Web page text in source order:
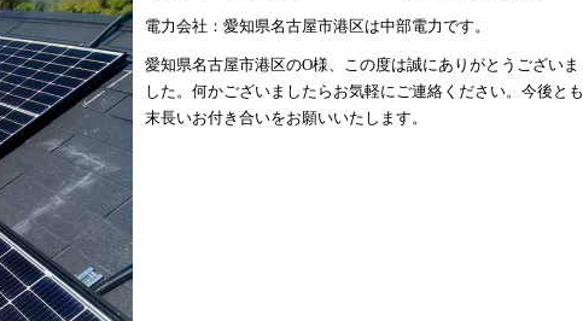
電力会社：愛知県名古屋市港区は中部電力です。
愛知県名古屋市港区のO様、この度は誠にありがとうございま
した。何かございましたらお気軽にご連絡ください。今後とも
末長いお付き合いをお願いいたします。